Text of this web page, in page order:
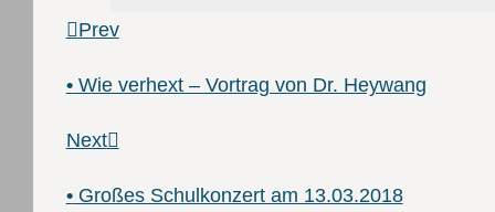
Prev
•Wie verhext – Vortrag von Dr. Heywang
Next
•Großes Schulkonzert am 13.03.2018